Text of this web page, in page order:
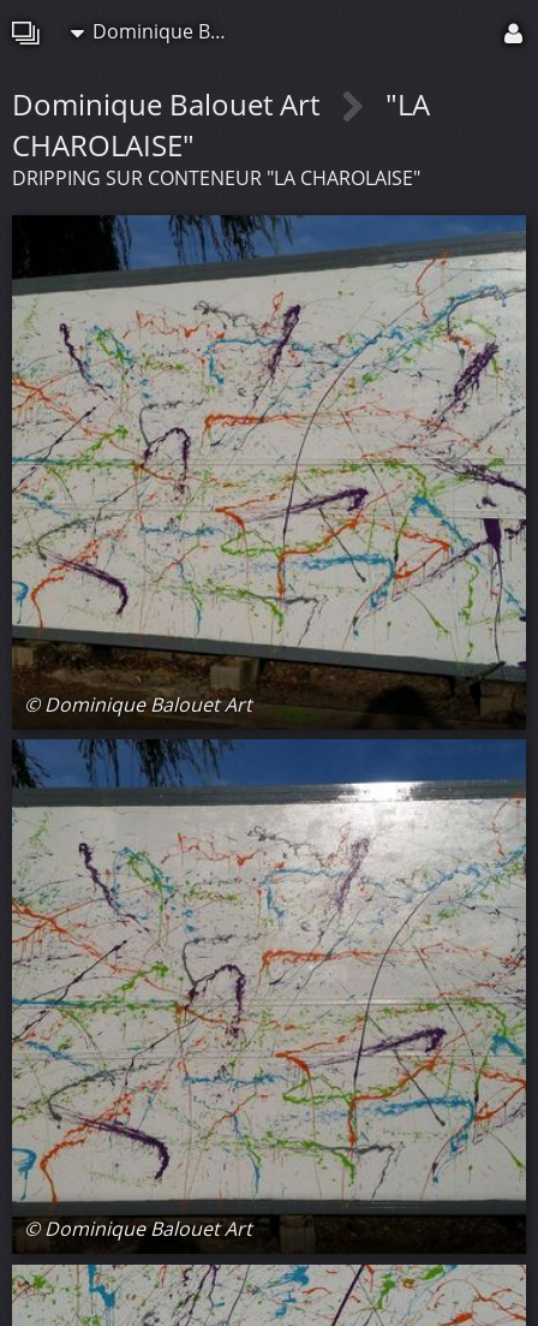
Dominique Balouet Art
Dominique Balouet Art
"LA
CHAROLAISE"
DRIPPING SUR CONTENEUR "LA CHAROLAISE"
© Dominique Balouet Art
© Dominique Balouet Art